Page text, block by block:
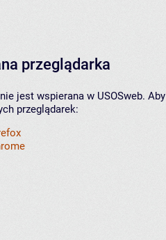
przeglądarka
jest wspierana w USOSweb.
przeglądarek: